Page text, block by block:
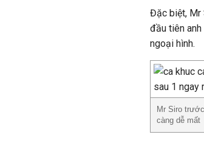
Đặc biệt, Mr
đầu tiên
ngoại hình.
Mr Siro
càng dễ mất